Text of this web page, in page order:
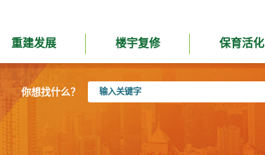
重建发展 楼宇复修 保育活化
你想找什么？
入